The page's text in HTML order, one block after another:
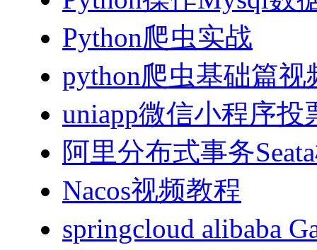
Python爬虫实战
python爬虫基础篇视
uniapp微信小程序投
阿里分布式事务
Nacos视频教程
springcloud alibaba